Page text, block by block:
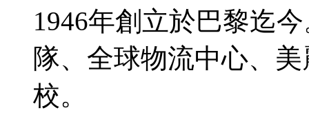
1946年創立於巴黎迄
隊、全球物流中心、
校。